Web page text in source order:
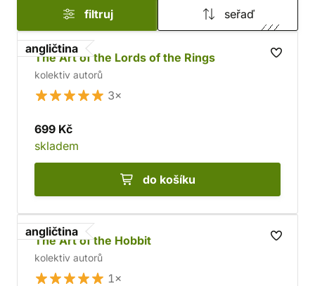
filtruj seřaď
angličtina
The Art of the Lords of the Rings
kolektiv autorů
3×
699 Kč
skladem
do košíku
angličtina
The Art of the Hobbit
kolektiv autorů
1×